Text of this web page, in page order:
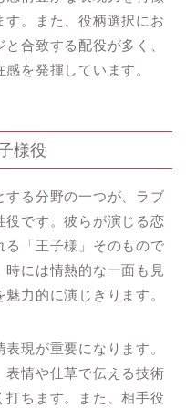
す。また、役柄選択にお
合致する配役が多く、
を発揮しています。
様役
する分野の一つが、ラブ
役です。彼らが演じる恋
る「王子様」そのもので
には情熱的な一面も見
力的に演じきります。
現が重要になります。
表情や仕草で伝える技術
打ちます。また、相手役